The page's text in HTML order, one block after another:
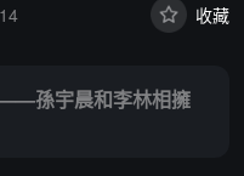
收藏
孫宇晨和李林相擁